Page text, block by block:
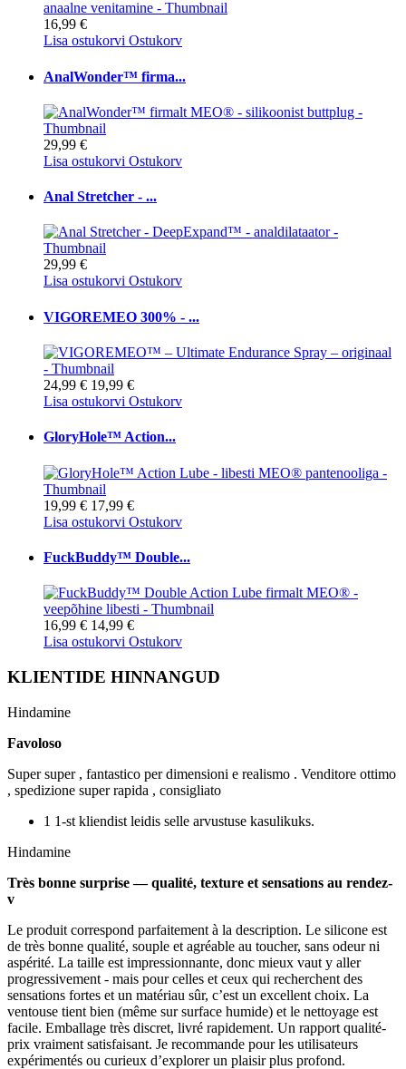
16,99 €
Lisa ostukorvi Ostukorv
AnalWonder™ firma...
29,99 €
Lisa ostukorvi Ostukorv
Anal Stretcher - ...
29,99 €
Lisa ostukorvi Ostukorv
VIGOREMEO 300% - ...
24,99 € 19,99 €
Lisa ostukorvi Ostukorv
GloryHole™ Action...
19,99 € 17,99 €
Lisa ostukorvi Ostukorv
FuckBuddy™ Double...
16,99 € 14,99 €
Lisa ostukorvi Ostukorv
KLIENTIDE HINNANGUD
Hindamine
Favoloso
Super super , fantastico per dimensioni e realismo . Venditore ottimo
, spedizione super rapida , consigliato
1 1-st kliendist leidis selle arvustuse kasulikuks.
Hindamine
Très bonne surprise — qualité, texture et sensations au rendez-
v
Le produit correspond parfaitement à la description. Le silicone est
de très bonne qualité, souple et agréable au toucher, sans odeur ni
aspérité. La taille est impressionnante, donc mieux vaut y aller
progressivement - mais pour celles et ceux qui recherchent des
sensations fortes et un matériau sûr, c’est un excellent choix. La
ventouse tient bien (même sur surface humide) et le nettoyage est
facile. Emballage très discret, livré rapidement. Un rapport qualité-
prix vraiment satisfaisant. Je recommande pour les utilisateurs
expérimentés ou curieux d’explorer un plaisir plus profond.